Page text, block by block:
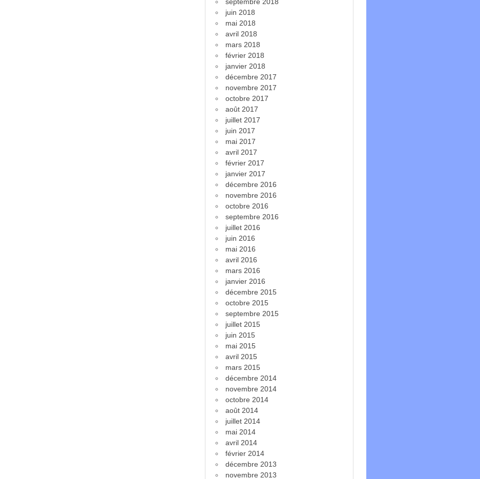
juin 2018
mai 2018
avril 2018
mars 2018
février 2018
janvier 2018
décembre 2017
novembre 2017
octobre 2017
août 2017
juillet 2017
juin 2017
mai 2017
avril 2017
février 2017
janvier 2017
décembre 2016
novembre 2016
octobre 2016
septembre 2016
juillet 2016
juin 2016
mai 2016
avril 2016
mars 2016
janvier 2016
décembre 2015
octobre 2015
septembre 2015
juillet 2015
juin 2015
mai 2015
avril 2015
mars 2015
décembre 2014
novembre 2014
octobre 2014
août 2014
juillet 2014
mai 2014
avril 2014
février 2014
décembre 2013
novembre 2013